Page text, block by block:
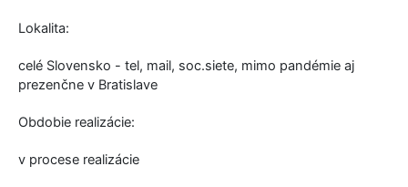
Lokalita:
celé Slovensko - tel, mail, soc.siete, mimo pandémie aj
prezenčne v Bratislave
Obdobie realizácie:
v procese realizácie